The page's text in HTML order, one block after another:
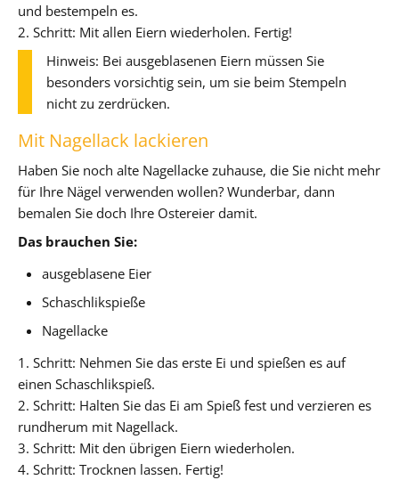
und bestempeln es.
2. Schritt: Mit allen Eiern wiederholen. Fertig!
Hinweis: Bei ausgeblasenen Eiern müssen Sie
besonders vorsichtig sein, um sie beim Stempeln
nicht zu zerdrücken.
Mit Nagellack lackieren
Haben Sie noch alte Nagellacke zuhause, die Sie nicht mehr
für Ihre Nägel verwenden wollen? Wunderbar, dann
bemalen Sie doch Ihre Ostereier damit.
Das brauchen Sie:
ausgeblasene Eier
Schaschlikspieße
Nagellacke
1. Schritt: Nehmen Sie das erste Ei und spießen es auf
einen Schaschlikspieß.
2. Schritt: Halten Sie das Ei am Spieß fest und verzieren es
rundherum mit Nagellack.
3. Schritt: Mit den übrigen Eiern wiederholen.
4. Schritt: Trocknen lassen. Fertig!